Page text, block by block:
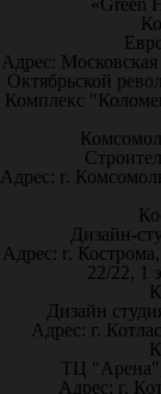
«Green
Адрес:
Октябрьской
Комплекс
Адрес: г.
Дизайн-
Адрес: г.
22/22, 1
Дизайн
Адрес: г.
ТЦ
Адрес: г.